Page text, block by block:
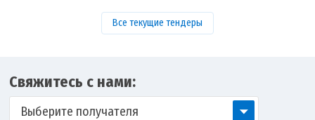
Все текущие тендеры
Свяжитесь с нами:
Выберите получателя